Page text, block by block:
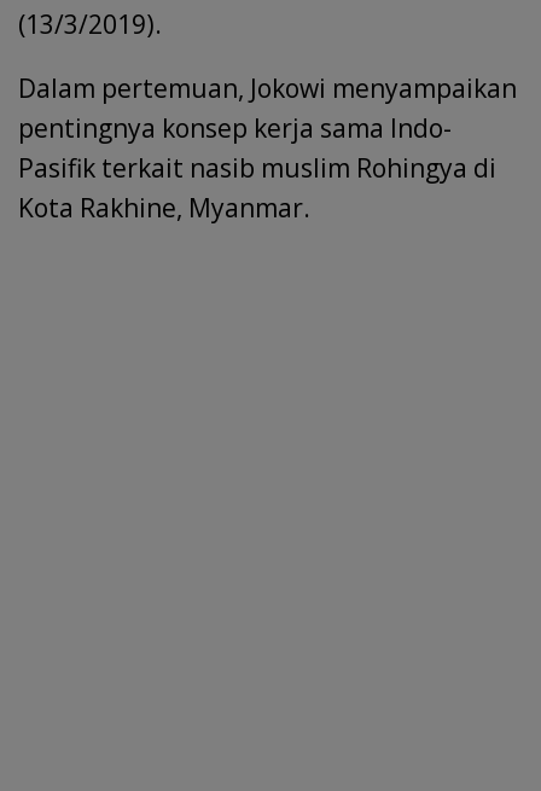
k p
(13/3/2019).
Dalam pertemuan, Jokowi menyampaikan
pentingnya konsep kerja sama Indo-
Pasifik terkait nasib muslim Rohingya di
Kota Rakhine, Myanmar.